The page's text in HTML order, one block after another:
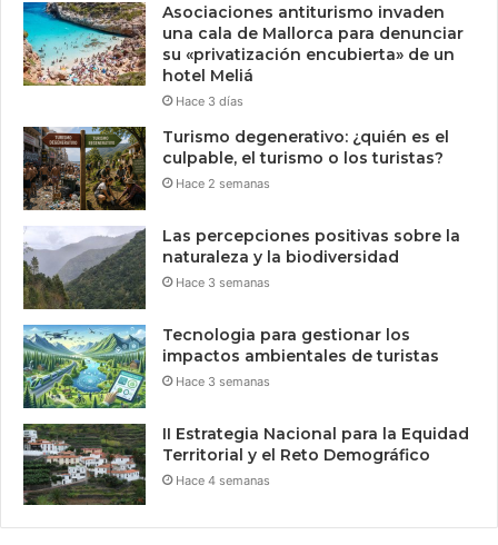
Asociaciones antiturismo invaden
una cala de Mallorca para denunciar
su «privatización encubierta» de un
hotel Meliá
Hace 3 días
Turismo degenerativo: ¿quién es el
culpable, el turismo o los turistas?
Hace 2 semanas
Las percepciones positivas sobre la
naturaleza y la biodiversidad
Hace 3 semanas
Tecnologia para gestionar los
impactos ambientales de turistas
Hace 3 semanas
II Estrategia Nacional para la Equidad
Territorial y el Reto Demográfico
Hace 4 semanas